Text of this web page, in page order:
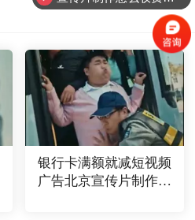
银行卡满额就减短视频
广告北京宣传片制作案